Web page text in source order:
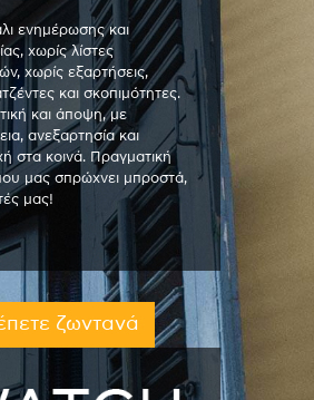
ενημέρωσης και
χωρίς λίστες
χωρίς εξαρτήσεις,
και σκοπιμότητες.
και άποψη, με
ανεξαρτησία και
στα κοινά. Πραγματική
μας σπρώχνει μπροστά,
μας!
ζωντανά